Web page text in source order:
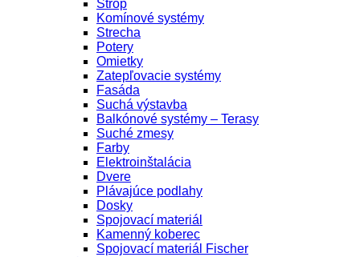
Strop
Komínové systémy
Strecha
Potery
Omietky
Zatepľovacie systémy
Fasáda
Suchá výstavba
Balkónové systémy – Terasy
Suché zmesy
Farby
Elektroinštalácia
Dvere
Plávajúce podlahy
Dosky
Spojovací materiál
Kamenný koberec
Spojovací materiál Fischer